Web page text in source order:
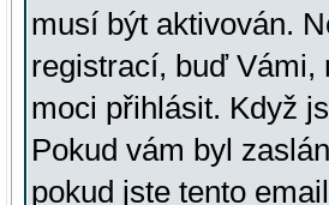
musí být aktivován.
registrací, buď Vámi,
moci přihlásit. Když
Pokud vám byl
pokud jste tento